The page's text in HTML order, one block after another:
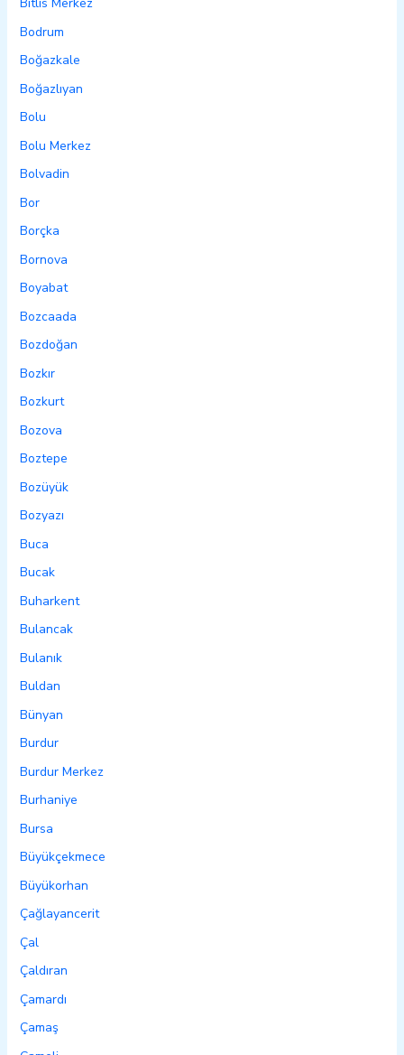
Bodrum
Boğazkale
Boğazlıyan
Bolu
Bolu Merkez
Bolvadin
Bor
Borçka
Bornova
Boyabat
Bozcaada
Bozdoğan
Bozkır
Bozkurt
Bozova
Boztepe
Bozüyük
Bozyazı
Buca
Bucak
Buharkent
Bulancak
Bulanık
Buldan
Bünyan
Burdur
Burdur Merkez
Burhaniye
Bursa
Büyükçekmece
Büyükorhan
Çağlayancerit
Çal
Çaldıran
Çamardı
Çamaş